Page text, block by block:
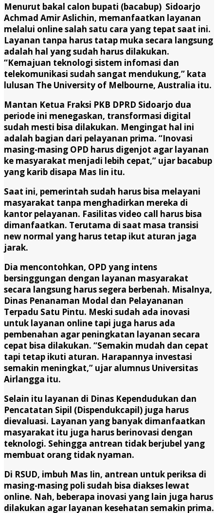
Menurut bakal calon bupati (bacabup) Sidoarjo
Achmad Amir Aslichin, memanfaatkan layanan
melalui online salah satu cara yang tepat saat ini.
Layanan tanpa harus tatap muka secara langsung
adalah hal yang sudah harus dilakukan.
“Kemajuan teknologi sistem infomasi dan
telekomunikasi sudah sangat mendukung,” kata
lulusan The University of Melbourne, Australia itu.
Mantan Ketua Fraksi PKB DPRD Sidoarjo dua
periode ini menegaskan, transformasi digital
sudah mesti bisa dilakukan. Mengingat hal ini
adalah bagian dari pelayanan prima. “Inovasi
masing-masing OPD harus digenjot agar layanan
ke masyarakat menjadi lebih cepat,” ujar bacabup
yang karib disapa Mas Iin itu.
Saat ini, pemerintah sudah harus bisa melayani
masyarakat tanpa menghadirkan mereka di
kantor pelayanan. Fasilitas video call harus bisa
dimanfaatkan. Terutama di saat masa transisi
new normal yang harus tetap ikut aturan jaga
jarak.
Dia mencontohkan, OPD yang intens
bersinggungan dengan layanan masyarakat
secara langsung harus segera berbenah. Misalnya,
Dinas Penanaman Modal dan Pelayananan
Terpadu Satu Pintu. Meski sudah ada inovasi
untuk layanan online tapi juga harus ada
pembenahan agar peningkatan layanan secara
cepat bisa dilakukan. “Semakin mudah dan cepat
tapi tetap ikuti aturan. Harapannya investasi
semakin meningkat,” ujar alumnus Universitas
Airlangga itu.
Selain itu layanan di Dinas Kependudukan dan
Pencatatan Sipil (Dispendukcapil) juga harus
dievaluasi. Layanan yang banyak dimanfaatkan
masyarakat itu juga harus berinovasi dengan
teknologi. Sehingga antrean tidak berjubel yang
membuat orang tidak nyaman.
Di RSUD, imbuh Mas Iin, antrean untuk periksa di
masing-masing poli sudah bisa diakses lewat
online. Nah, beberapa inovasi yang lain juga harus
dilakukan agar layanan kesehatan semakin prima.